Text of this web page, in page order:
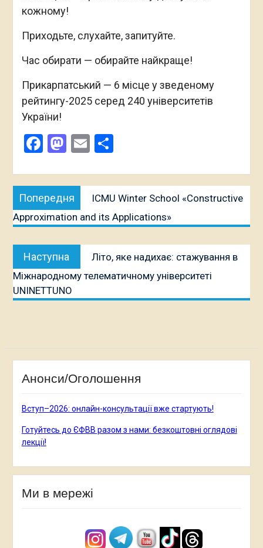
кожному!
Приходьте, слухайте, запитуйте.
Час обирати — обирайте найкраще!
Прикарпатський — 6 місце у зведеному
рейтингу-2025 серед 240 університетів
України!
Facebook
Mastodon
EmailПоділитися
Навігація
записів
Попередня
публікація:
ICMU Winter School «Constructive
Approximation and its Applications»
Наступна
публікація:
Літо, яке надихає: стажування в
Міжнародному телематичному університеті
UNINETTUNO
Анонси/Оголошення
Вступ–2026: онлайн-консультації вже стартують!
Готуйтесь до ЄФВВ разом з нами: безкоштовні оглядові
лекції!
Ми в мережі